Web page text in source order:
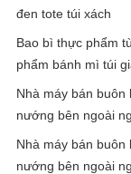
đen tote túi xách
Bao bì thực phẩm
phẩm bánh mì túi
Nhà máy bán
nướng bên ngoài
Nhà máy bán
nướng bên ngoài